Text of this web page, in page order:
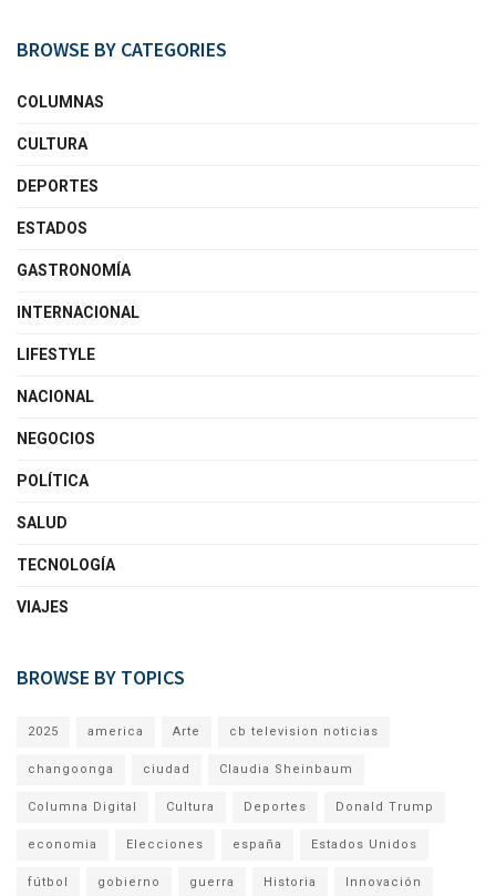
BROWSE BY CATEGORIES
COLUMNAS
CULTURA
DEPORTES
ESTADOS
GASTRONOMÍA
INTERNACIONAL
LIFESTYLE
NACIONAL
NEGOCIOS
POLÍTICA
SALUD
TECNOLOGÍA
VIAJES
BROWSE BY TOPICS
2025 america Arte cb television noticias
changoonga ciudad Claudia Sheinbaum
Columna Digital Cultura Deportes Donald Trump
economia Elecciones españa Estados Unidos
fútbol gobierno guerra Historia Innovación